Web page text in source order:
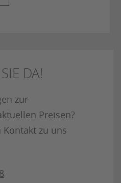
DA!
zur
Preisen?
zu uns